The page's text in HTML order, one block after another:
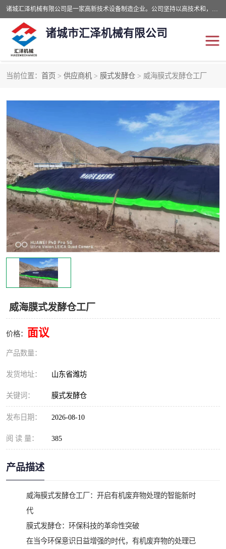
诸城汇泽机械有限公司是一家高新技术设备制造企业。公司坚持以高技术和，高服务于用户，以的环保机械制造设备赢的用户的信赖。现在主要生产死亡畜禽无害化处理和立式和卧式有机肥设备，搅拌机，烘干机，高温发酵机等。污水处理设备，固液分离机。气浮机，化制机等。公司秉承品质，用户至上，科技创新的经营理。
诸城市汇泽机械有限公司
当前位置： 首页 > 供应商机 > 膜式发酵仓 > 威海膜式发酵仓工厂
威海膜式发酵仓工厂
价格： 面议
产品数量：
发货地址： 山东省潍坊
关键词： 膜式发酵仓
发布日期： 2026-08-10
阅 读 量： 385
产品描述
威海膜式发酵仓工厂：开启有机废弃物处理的智能新时
代
膜式发酵仓：环保科技的革命性突破
在当今环保意识日益增强的时代，有机废弃物的处理已
有机肥设备
纳米膜好氧发酵堆肥机 粪污烘干酶体机
膜式堆肥机 纳米膜发酵
膜式发酵仓 分子膜堆肥仓
分子膜发酵堆肥设备